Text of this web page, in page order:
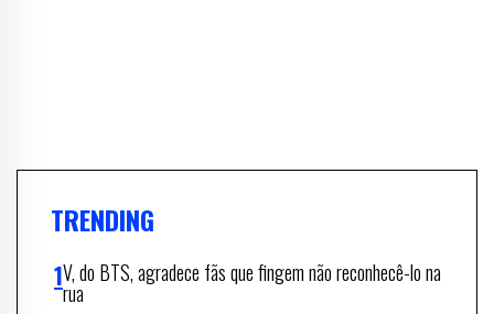
TRENDING
V, do BTS, agradece fãs que fingem não reconhecê-lo na
rua